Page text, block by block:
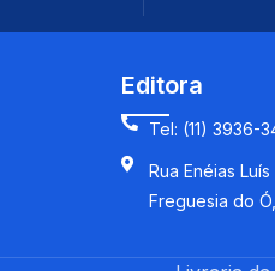
Editora
Tel: (11) 3936-
Rua Enéias
Freguesia do